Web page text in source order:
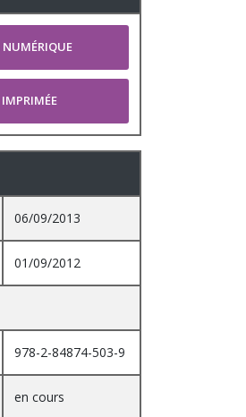
NUMÉRIQUE
06/09/2013
01/09/2012
978-2-84874-503-9
en cours